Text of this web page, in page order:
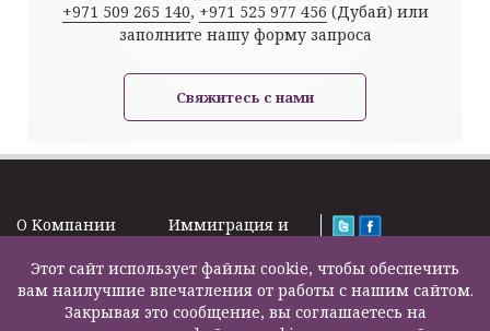
+971 509 265 140, +971 525 977 456 (Дубай) или
заполните нашу форму запроса
Свяжитесь с нами
O Kомпании
Подписка на
новости
Задать вопрос
Иммиграция и
Налоги и пенсии
Бизнес услуги
Недвижимость
2000 – 2026©
Этот сайт использует файлы cookie, чтобы обеспечить
вам наилучшие впечатления от работы с нашим сайтом.
Закрывая это сообщение, вы соглашаетесь на